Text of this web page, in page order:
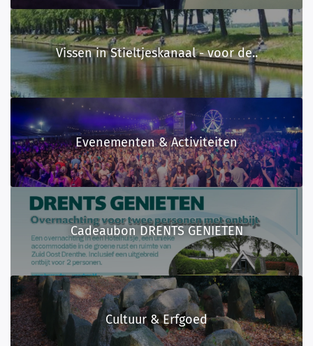
Cultuur & Erfgoed
Evenementen & Activiteiten
Cadeaubon DRENTS GENIETEN
Vissen in Stieltjeskanaal - voor de..